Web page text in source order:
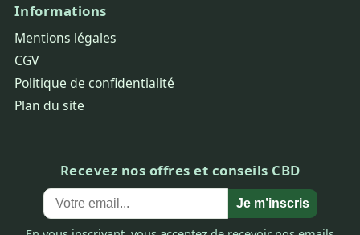
Informations
Mentions légales
CGV
Politique de confidentialité
Plan du site
Recevez nos offres et conseils CBD
Je m’inscris